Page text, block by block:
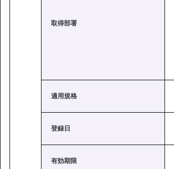
取得部署
適用規格
登録日
有効期限